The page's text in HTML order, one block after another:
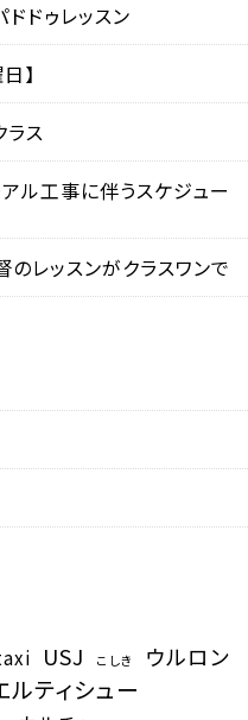
ドゥレッスン
】
ラス
ル工事に伴うスケジュー
レッスンがクラスワンで
USJ こしき
ウルロン
ルティシュー